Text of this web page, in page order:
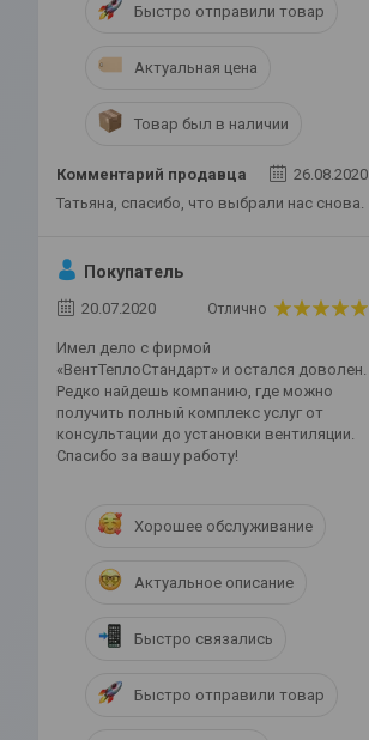
Быстро отправили товар
Актуальная цена
Товар был в наличии
Комментарий продавца
26.08.2020
Татьяна, спасибо, что выбрали нас снова.
Покупатель
20.07.2020 Отлично
Имел дело с фирмой
«ВентТеплоСтандарт» и остался доволен.
Редко найдешь компанию, где можно
получить полный комплекс услуг от
консультации до установки вентиляции.
Спасибо за вашу работу!
Хорошее обслуживание
Актуальное описание
Быстро связались
Быстро отправили товар